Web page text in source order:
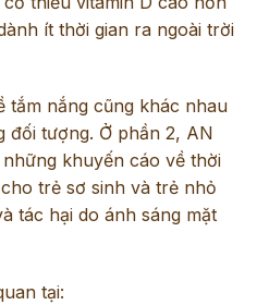
ít thời gian ra ngoài trời
tắm nắng cũng khác nhau
đối tượng. Ở phần 2, AN
khuyến cáo về thời
trẻ sơ sinh và trẻ nhỏ
tác hại do ánh sáng mặt
tại: